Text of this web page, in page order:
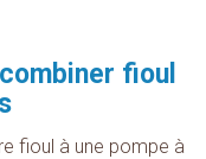
fioul
fioul à une pompe à